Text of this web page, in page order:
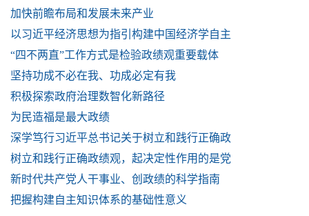
加快前瞻布局和发展未来产业
以习近平经济思想为指引构建中国经济学自主
“四不两直”工作方式是检验政绩观重要载体
坚持功成不必在我、功成必定有我
积极探索政府治理数智化新路径
为民造福是最大政绩
深学笃行习近平总书记关于树立和践行正确政
树立和践行正确政绩观，起决定性作用的是党
新时代共产党人干事业、创政绩的科学指南
把握构建自主知识体系的基础性意义